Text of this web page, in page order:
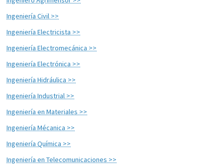
Ingeniería Civil >>
Ingeniería Electricista >>
Ingeniería Electromecánica >>
Ingeniería Electrónica >>
Ingeniería Hidráulica >>
Ingeniería Industrial >>
Ingeniería en Materiales >>
Ingeniería Mécanica >>
Ingeniería Química >>
Ingeniería en Telecomunicaciones >>